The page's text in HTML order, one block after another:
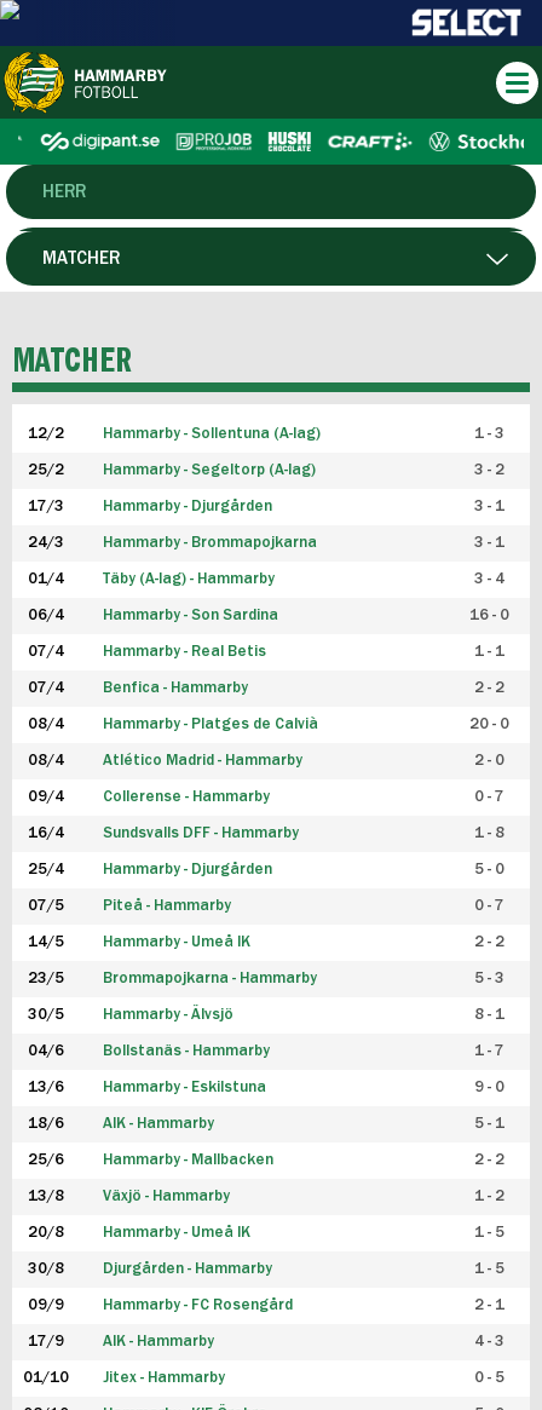
HERR
DAM
P19
F19
FUTSAL HERR
FUTSAL DAM
MATCHER
MATCHER
12/2 Hammarby - Sollentuna (A-lag) 1 - 3
25/2 Hammarby - Segeltorp (A-lag) 3 - 2
17/3 Hammarby - Djurgården 3 - 1
24/3 Hammarby - Brommapojkarna 3 - 1
01/4 Täby (A-lag) - Hammarby 3 - 4
06/4 Hammarby - Son Sardina 16 - 0
07/4 Hammarby - Real Betis 1 - 1
07/4 Benfica - Hammarby 2 - 2
08/4 Hammarby - Platges de Calvià 20 - 0
08/4 Atlético Madrid - Hammarby 2 - 0
09/4 Collerense - Hammarby 0 - 7
16/4 Sundsvalls DFF - Hammarby 1 - 8
25/4 Hammarby - Djurgården 5 - 0
07/5 Piteå - Hammarby 0 - 7
14/5 Hammarby - Umeå IK 2 - 2
23/5 Brommapojkarna - Hammarby 5 - 3
30/5 Hammarby - Älvsjö 8 - 1
04/6 Bollstanäs - Hammarby 1 - 7
13/6 Hammarby - Eskilstuna 9 - 0
18/6 AIK - Hammarby 5 - 1
25/6 Hammarby - Mallbacken 2 - 2
13/8 Växjö - Hammarby 1 - 2
20/8 Hammarby - Umeå IK 1 - 5
30/8 Djurgården - Hammarby 1 - 5
09/9 Hammarby - FC Rosengård 2 - 1
17/9 AIK - Hammarby 4 - 3
01/10 Jitex - Hammarby 0 - 5